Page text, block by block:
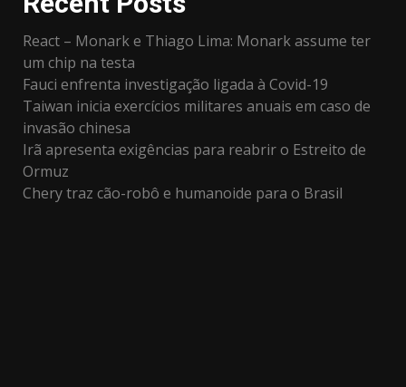
React – Monark e Thiago Lima: Monark assume ter
um chip na testa
Fauci enfrenta investigação ligada à Covid-19
Taiwan inicia exercícios militares anuais em caso de
invasão chinesa
Irã apresenta exigências para reabrir o Estreito de
Ormuz
Chery traz cão-robô e humanoide para o Brasil